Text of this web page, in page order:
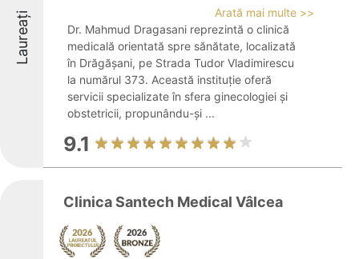
Laureați
Arată mai multe >>
Dr. Mahmud Dragasani reprezintă o clinică
medicală orientată spre sănătate, localizată
în Drăgășani, pe Strada Tudor Vladimirescu
la numărul 373. Această instituție oferă
servicii specializate în sfera ginecologiei și
obstetricii, propunându-și ...
9.1
Clinica Santech Medical Vâlcea